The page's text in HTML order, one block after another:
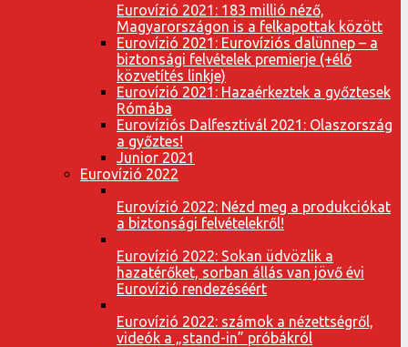
Eurovízió 2021: 183 millió néző,
Magyarországon is a felkapottak között
Eurovízió 2021: Eurovíziós dalünnep – a
biztonsági felvételek premierje (+élő
közvetítés linkje)
Eurovízió 2021: Hazaérkeztek a győztesek
Rómába
Eurovíziós Dalfesztivál 2021: Olaszország
a győztes!
Junior 2021
Eurovízió 2022
Eurovízió 2022: Nézd meg a produkciókat
a biztonsági felvételekről!
Eurovízió 2022: Sokan üdvözlik a
hazatérőket, sorban állás van jövő évi
Eurovízió rendezéséért
Eurovízió 2022: számok a nézettségről,
videók a „stand-in” próbákról